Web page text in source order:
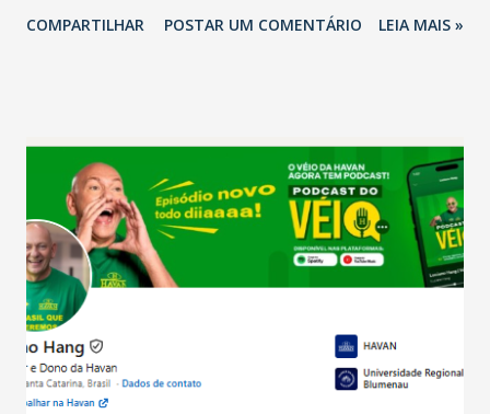
relação ao último trimestre deste ano, 56% também
confraternizações de fim de ano e pelo pagamento do 13º
Salário para um número maior de trabalhadores, já que o
país tem a menor taxa de desemprego dos anos recentes.
Ainda segundo a Pesquisa, em novembro de 2025, 40% dos
bares e restaurantes operaram com lucro e outros 40%
registraram equilíbrio financeiro. Já o percentual de
estabelecimentos no prejuízo ficou em 19%, pouco abaixo
do observado no mês anterior. Outros 1% não existiam em
novembro. Em relação a outubro, o faturamento também
COMPARTILHAR POSTAR UM COMENTÁRIO LEIA MAIS »